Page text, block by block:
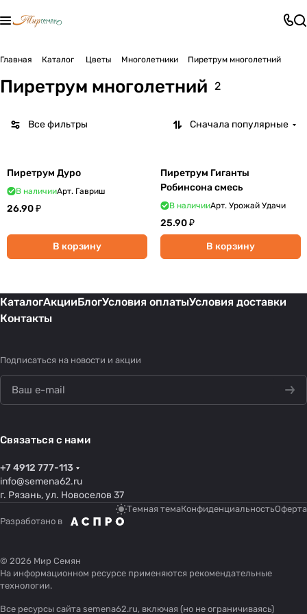
Главная Каталог Цветы Многолетники Пиретрум многолетний
Пиретрум многолетний 2
Все фильтры Сначала популярные
Пиретрум Дуро
В наличииАрт. Гавриш
26.90 ₽
В корзину
Пиретрум Гиганты
Робинсона смесь
В наличииАрт. Урожай Удачи
25.90 ₽
В корзину
КаталогАкцииБлогУсловия оплатыУсловия доставки
Контакты
Подписаться на новости и акции
Связаться с нами
+7 4912 777-113
info@semena62.ru
г. Рязань, ул. Новоселов 37
Темная темаКонфиденциальностьОферта
Разработано в
© 2026 Мир Семян
На информационном ресурсе применяются рекомендательные
технологии.
Все ресурсы сайта semena62.ru, включая (но не ограничиваясь)